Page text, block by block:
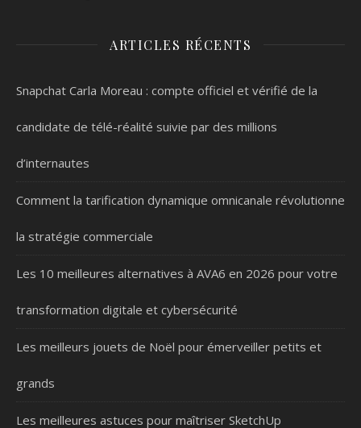
ARTICLES RÉCENTS
Snapchat Carla Moreau : compte officiel et vérifié de la
candidate de télé-réalité suivie par des millions
d’internautes
Comment la tarification dynamique omnicanale révolutionne
la stratégie commerciale
Les 10 meilleures alternatives à AVA6 en 2026 pour votre
transformation digitale et cybersécurité
Les meilleurs jouets de Noël pour émerveiller petits et
grands
Les meilleures astuces pour maîtriser SketchUp